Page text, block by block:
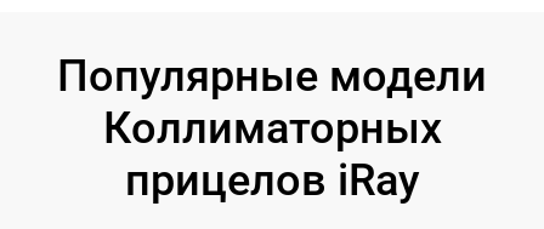
Популярные модели
Коллиматорных
прицелов iRay